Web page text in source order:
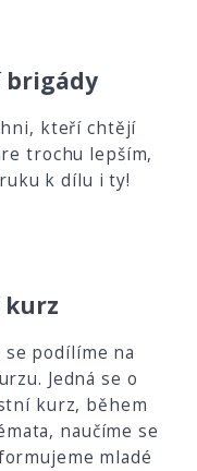
brigády
kteří chtějí
trochu lepším,
k dílu i ty!
se podílíme na
Jedná se o
kurz, během
naučíme se
mladé